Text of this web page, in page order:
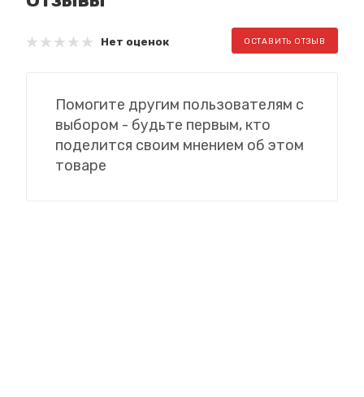
Нет оценок ОСТАВИТЬ ОТЗЫВ
Помогите другим пользователям с
выбором - будьте первым, кто
поделится своим мнением об этом
товаре